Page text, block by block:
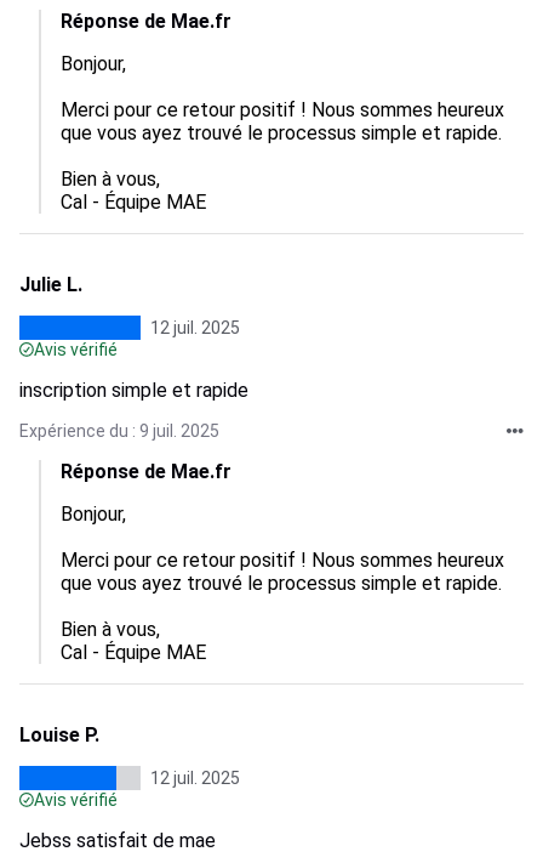
Réponse de Mae.fr
Bonjour,
Merci pour ce retour positif ! Nous sommes heureux
que vous ayez trouvé le processus simple et rapide.
Bien à vous,
Cal - Équipe MAE
Julie L.
12 juil. 2025
Avis vérifié
inscription simple et rapide
Expérience du : 9 juil. 2025
Réponse de Mae.fr
Bonjour,
Merci pour ce retour positif ! Nous sommes heureux
que vous ayez trouvé le processus simple et rapide.
Bien à vous,
Cal - Équipe MAE
Louise P.
12 juil. 2025
Avis vérifié
Jebss satisfait de mae